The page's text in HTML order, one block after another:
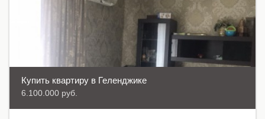
Купить квартиру в Геленджике
6.100.000 руб.